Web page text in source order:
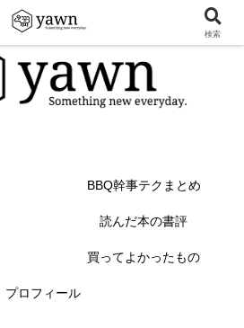
BBQ幹事テクまとめ
読んだ本の書評
買ってよかったもの
プロフィール
検索